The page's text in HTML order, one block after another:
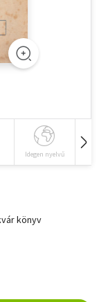
Idegen nyelvű
könyv